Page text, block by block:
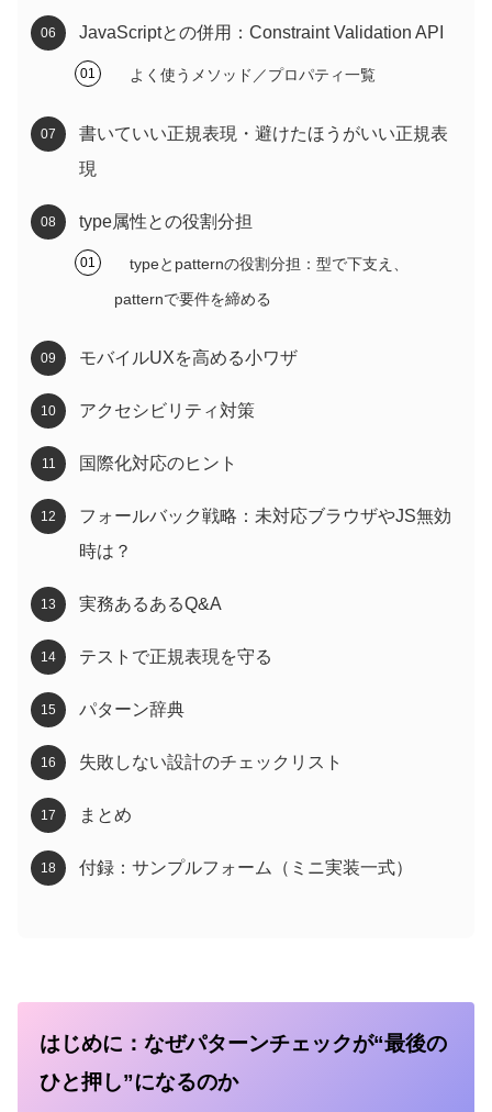
JavaScriptとの併用：Constraint Validation API
よく使うメソッド／プロパティ一覧
書いていい正規表現・避けたほうがいい正規表
現
type属性との役割分担
typeとpatternの役割分担：型で下支え、
patternで要件を締める
モバイルUXを高める小ワザ
アクセシビリティ対策
国際化対応のヒント
フォールバック戦略：未対応ブラウザやJS無効
時は？
実務あるあるQ&A
テストで正規表現を守る
パターン辞典
失敗しない設計のチェックリスト
まとめ
付録：サンプルフォーム（ミニ実装一式）
はじめに：なぜパターンチェックが“最後の
ひと押し”になるのか